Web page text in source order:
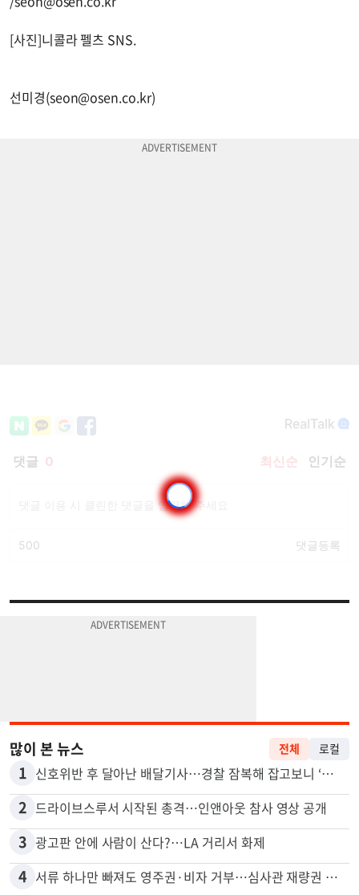
[사진]니콜라 펠츠 SNS.
선미경(seon@osen.co.kr)
많이 본 뉴스
1 신호위반 후 달아난 배달기사…경찰 잠복해 잡고보니 ‘반전’
2 드라이브스루서 시작된 총격…인앤아웃 참사 영상 공개
3 광고판 안에 사람이 산다?…LA 거리서 화제